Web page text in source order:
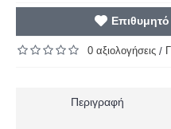
Επιθυμητό
0 αξιολογήσεις /
Περιγραφή